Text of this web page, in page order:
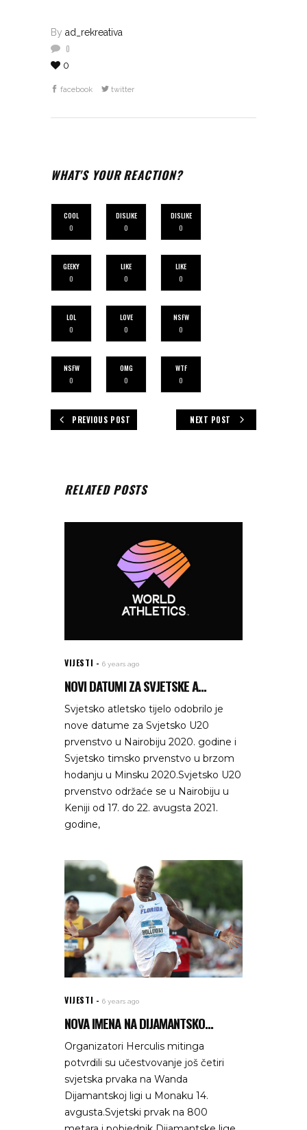
By ad_rekreativa
0
0
facebook twitter
WHAT'S YOUR REACTION?
COOL
0
DISLIKE
0
DISLIKE
0
GEEKY
0
LIKE
0
LIKE
0
LOL
0
LOVE
0
NSFW
0
NSFW
0
OMG
0
WTF
0
PREVIOUS POST NEXT POST
RELATED POSTS
VIJESTI 6 years ago
NOVI DATUMI ZA SVJETSKE A...
Svjetsko atletsko tijelo odobrilo je
nove datume za Svjetsko U20
prvenstvo u Nairobiju 2020. godine i
Svjetsko timsko prvenstvo u brzom
hodanju u Minsku 2020.Svjetsko U20
prvenstvo održaće se u Nairobiju u
Keniji od 17. do 22. avugsta 2021.
godine,
VIJESTI 6 years ago
NOVA IMENA NA DIJAMANTSKO...
Organizatori Herculis mitinga
potvrdili su učestvovanje još četiri
svjetska prvaka na Wanda
Dijamantskoj ligi u Monaku 14.
avgusta.Svjetski prvak na 800